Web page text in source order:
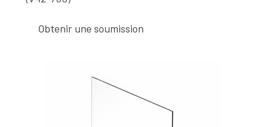
Obtenir une soumission